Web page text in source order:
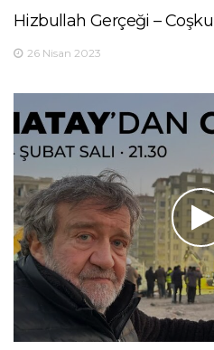
Hizbullah Gerçeği –
26 Nisan 2023